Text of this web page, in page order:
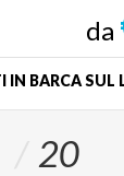
da
IN BARCA SUL
20